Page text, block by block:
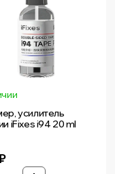
усилитель
iFixes i94 20 ml